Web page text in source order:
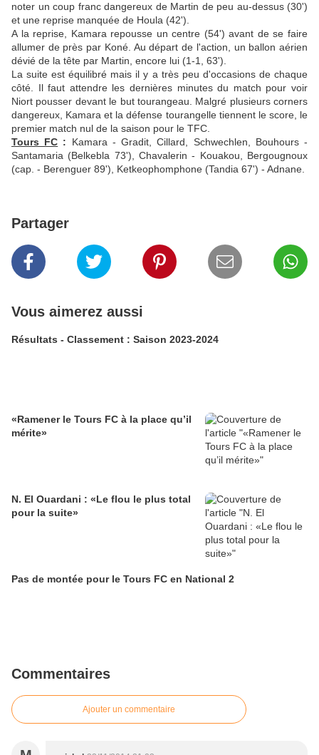
noter un coup franc dangereux de Martin de peu au-dessus (30')
et une reprise manquée de Houla (42').
A la reprise, Kamara repousse un centre (54') avant de se faire
allumer de près par Koné. Au départ de l'action, un ballon aérien
dévié de la tête par Martin, encore lui (1-1, 63').
La suite est équilibré mais il y a très peu d'occasions de chaque
côté. Il faut attendre les dernières minutes du match pour voir
Niort pousser devant le but tourangeau. Malgré plusieurs corners
dangereux, Kamara et la défense tourangelle tiennent le score, le
premier match nul de la saison pour le TFC.
Tours FC : Kamara - Gradit, Cillard, Schwechlen, Bouhours -
Santamaria (Belkebla 73'), Chavalerin - Kouakou, Bergougnoux
(cap. - Berenguer 89'), Ketkeophomphone (Tandia 67') - Adnane.
Partager
Vous aimerez aussi
Résultats - Classement : Saison 2023-2024
«Ramener le Tours FC à la place qu’il
mérite»
N. El Ouardani : «Le flou le plus total
pour la suite»
Pas de montée pour le Tours FC en National 2
Commentaires
Ajouter un commentaire